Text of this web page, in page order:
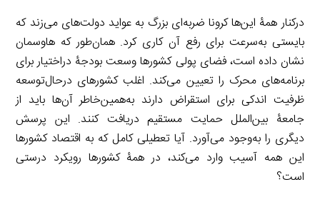
درکنار همۀ این‌ها کرونا ضربه‌ای بزرگ به عواید دولت‌های می‌زند که
بایستی به‌سرعت برای رفع آن کاری کرد. همان‌طور که هاوسمان
نشان داده است، فضای پولی کشورها وسعت بودجۀ دراختیار برای
برنامه‌های محرک را تعیین می‌کند. اغلب کشورهای درحال‌توسعه
ظرفیت اندکی برای استقراض دارند به‌همین‌خاطر آ‌ن‌ها باید از
جامعۀ بین‌الملل حمایت مستقیم دریافت کنند. این پرسش
دیگری را به‌وجود می‌آورد. آیا تعطیلی کامل که به اقتصاد کشورها
این همه آسیب وارد می‌کند، در همۀ کشورها رویکرد درستی
است؟